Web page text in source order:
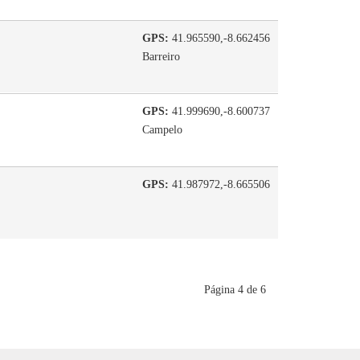
GPS: 41.965590,-8.662456
Barreiro
GPS: 41.999690,-8.600737
Campelo
GPS: 41.987972,-8.665506
Página 4 de 6